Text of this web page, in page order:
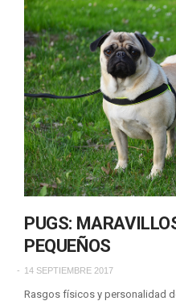
PUGS:
PEQUEÑOS
14 SEPTIEMBRE 2017
Rasgos físicos y personalidad